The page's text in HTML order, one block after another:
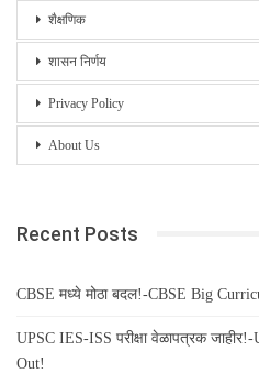
शैक्षणिक
शासन निर्णय
Privacy Policy
About Us
Recent Posts
CBSE मध्ये मोठा बदल!-CBSE Big
UPSC IES-ISS परीक्षा वेळापत्रक
Out!